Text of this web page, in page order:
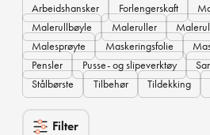
Arbeidshansker Forlengerskaft
Malerullbøyle
Maleruller
Malesprøyte
Maskeringsfolie
Pensler
Pusse- og slipeverktøy
Stålbørste
Tilbehør Tildekking
Filter